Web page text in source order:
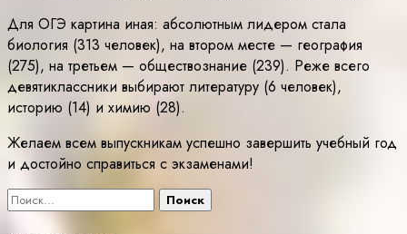
Для ОГЭ картина иная: абсолютным лидером стала
биология (313 человек), на втором месте — география
(275), на третьем — обществознание (239). Реже всего
девятиклассники выбирают литературу (6 человек),
историю (14) и химию (28).
Желаем всем выпускникам успешно завершить учебный год
и достойно справиться с экзаменами!
Найти: